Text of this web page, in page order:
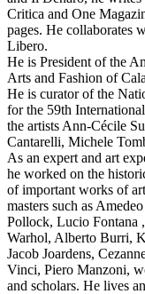
Critica and One
pages. He collaborates
Libero.
He is President of the
Arts and Fashion of
He is curator of the
for the 59th
the artists Ann-Cécile
Cantarelli, Michele
As an expert and art
he worked on the
of important works of
masters such as
Pollock, Lucio Fontana
Warhol, Alberto Burri,
Jacob Joardens,
Vinci, Piero Manzoni,
and scholars. He lives